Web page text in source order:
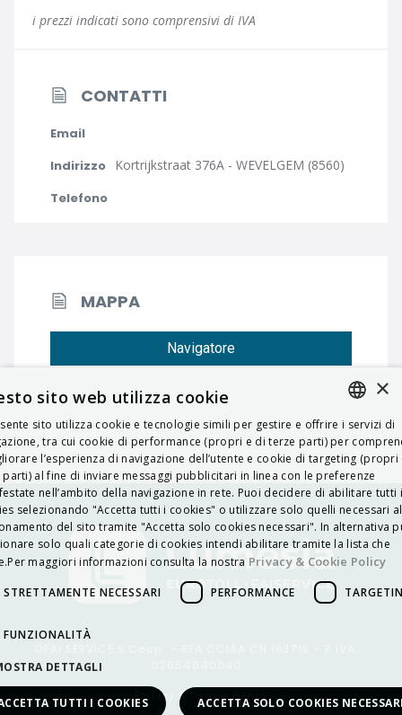
i prezzi indicati sono comprensivi di IVA
CONTATTI
Email
Indirizzo Kortrijkstraat 376A - WEVELGEM (8560)
Telefono
MAPPA
Navigatore
Privacy & Cookie Policy
ITALIAN
ENGLISH
FRENCH
HUNGARIAN
DEUTSCH
POLSKI
HRVATSKI
×
sito web utilizza cookie
sito utilizza cookie e tecnologie simili per gestire e offrire i servizi di
tra cui cookie di performance (propri e di terze parti) per
l’esperienza di navigazione dell’utente e cookie di targeting (propri
parti) al fine di inviare messaggi pubblicitari in linea con le preferenze
nell’ambito della navigazione in rete. Puoi decidere di abilitare tutti i
selezionando "Accetta tutti i cookies" o utilizzare solo quelli necessari al
del sito tramite "Accetta solo cookies necessari". In alternativa
solo quali categorie di cookies intendi abilitare tramite la lista che
maggiori informazioni consulta la nostra Privacy & Cookie Policy
STRETTAMENTE NECESSARI PERFORMANCE
FUNZIONALITÀ
DETTAGLI
TUTTI I COOKIES ACCETTA SOLO COOKIES